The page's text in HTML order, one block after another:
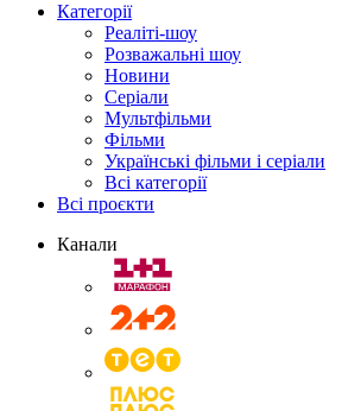
Категорії
Реаліті-шоу
Розважальні шоу
Новини
Серіали
Мультфільми
Фільми
Українські фільми і серіали
Всі категорії
Всі проєкти
Канали